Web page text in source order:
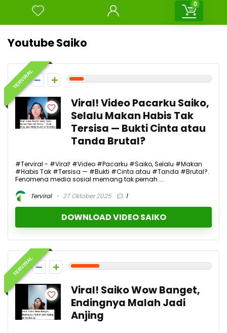
0
Youtube Saiko
TERVIRAL
1
Viral! Video Pacarku Saiko,
Selalu Makan Habis Tak
Tersisa — Bukti Cinta atau
Tanda Brutal?
#Terviral - #Viral! #Video #Pacarku #Saiko, Selalu #Makan
#Habis Tak #Tersisa — #Bukti #Cinta atau #Tanda #Brutal?.
Fenomena media sosial memang tak pernah ...
Terviral
27 Oktober 2025 1
DOWNLOAD VIDEO SAIKO
TERVIRAL
2
Viral! Saiko Wow Banget,
Endingnya Malah Jadi
Anjing